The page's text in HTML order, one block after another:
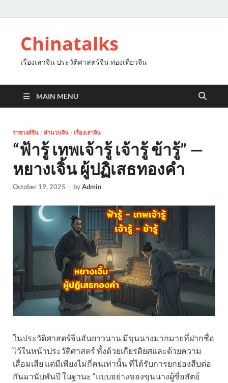
Chinatalks
เรื่องเล่าจีน ประวัติศาสตร์จีน ท่องเที่ยวจีน
MAIN MENU
ราชวงศ์จีน / สำนวนจีน / เรื่องเล่าจีน
“ฟ้ารู้ เทพเจ้ารู้ เจ้ารู้ ข้ารู้” —
หยางเจิ้น ผู้ปฏิเสธทองคำ
October 19, 2025 - byAdmin
ในประวัติศาสตร์จีนอันยาวนาน มีขุนนางมากมายที่ฝากชื่อ
ไว้ในหน้าประวัติศาสตร์ ทั้งด้วยเกียรติยศและด้วยความ
เสื่อมเสีย แต่มีเพียงไม่กี่คนเท่านั้น ที่ได้รับการยกย่องสืบต่อ
กันมานับพันปี ในฐานะ “แบบอย่างของขุนนางผู้ซื่อสัตย์